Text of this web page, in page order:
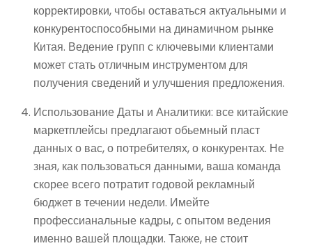
корректировки, чтобы оставаться актуальными и
конкурентоспособными на динамичном рынке
Китая. Ведение групп с ключевыми клиентами
может стать отличным инструментом для
получения сведений и улучшения предложения.
Использование Даты и Аналитики: все китайские
маркетплейсы предлагают обьемный пласт
данных о вас, о потребителях, о конкурентах. Не
зная, как пользоваться данными, ваша команда
скорее всего потратит годовой рекламный
бюджет в течении недели. Имейте
профессианальные кадры, с опытом ведения
именно вашей площадки. Также, не стоит